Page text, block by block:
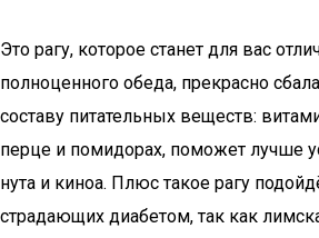
Это рагу, которое станет для вас
полноценного обеда, прекрасно
составу питательных веществ:
перце и помидорах, поможет лучше
нута и киноа. Плюс такое рагу
страдающих диабетом, так как